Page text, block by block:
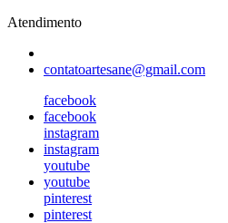
Atendimento
contatoartesane@gmail.com
facebook
facebook
instagram
instagram
youtube
youtube
pinterest
pinterest